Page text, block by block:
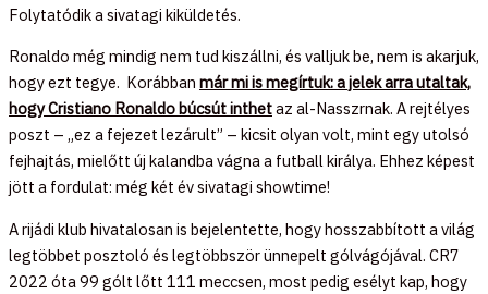
Folytatódik a sivatagi kiküldetés.
Ronaldo még mindig nem tud kiszállni, és valljuk be, nem is akarjuk,
hogy ezt tegye. Korábban már mi is megírtuk: a jelek arra utaltak,
hogy Cristiano Ronaldo búcsút inthetaz al-Nasszrnak. A rejtélyes
poszt – „ez a fejezet lezárult” – kicsit olyan volt, mint egy utolsó
fejhajtás, mielőtt új kalandba vágna a futball királya. Ehhez képest
jött a fordulat: még két év sivatagi showtime!
A rijádi klub hivatalosan is bejelentette, hogy hosszabbított a világ
legtöbbet posztoló és legtöbbször ünnepelt gólvágójával. CR7
2022 óta 99 gólt lőtt 111 meccsen, most pedig esélyt kap, hogy